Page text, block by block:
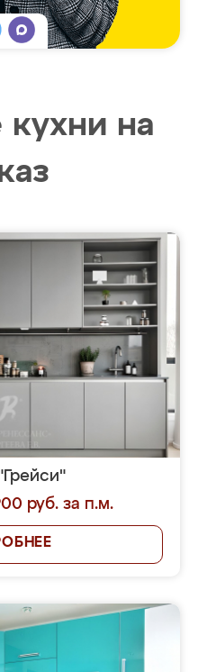
на
руб. за п.м.